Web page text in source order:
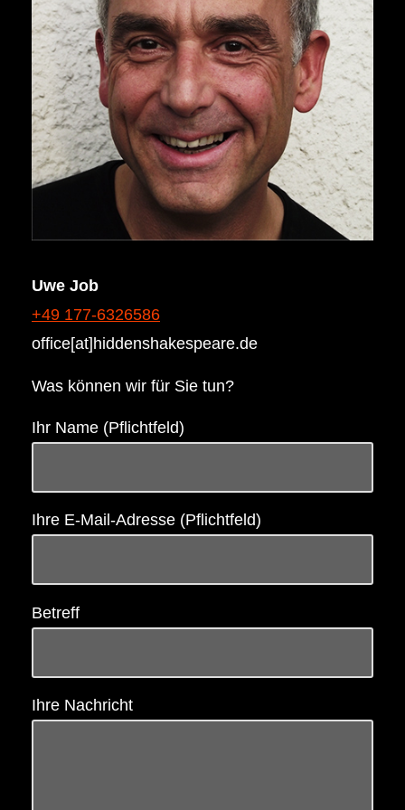
Uwe Job
+49 177-6326586
office[at]hiddenshakespeare.de
Was können wir für Sie tun?
Ihr Name (Pflichtfeld)
Ihre E-Mail-Adresse (Pflichtfeld)
Betreff
Ihre Nachricht